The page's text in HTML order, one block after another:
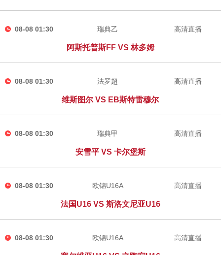
08-08 01:30 瑞典乙
阿斯托普斯FF VS 林多姆
高清直播
08-08 01:30 法罗超
维斯图尔 VS EB斯特雷穆尔
高清直播
08-08 01:30 瑞典甲
安雪平 VS 卡尔堡斯
高清直播
08-08 01:30 欧锦U16A
法国U16 VS 斯洛文尼亚U16
高清直播
08-08 01:30 欧锦U16A 高清直播